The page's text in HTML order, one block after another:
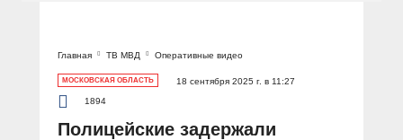
Главная ТВ МВД Оперативные видео
МОСКОВСКАЯ ОБЛАСТЬ
18 сентября 2025 г. в 11:27
1894
Полицейские задержали